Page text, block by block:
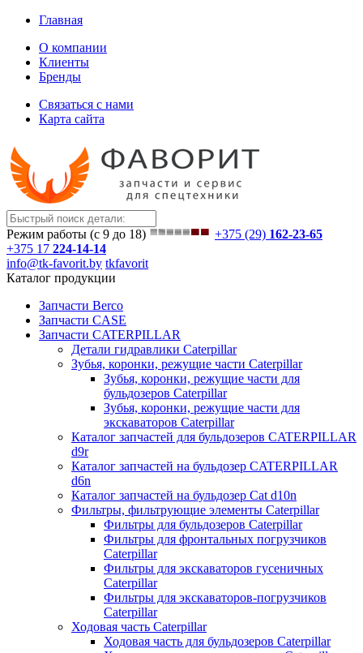
Главная
О компании
Клиенты
Бренды
Связаться с нами
Карта сайта
Режим работы (с 9 до 18) +375 (29) 162-23-65
+375 17 224-14-14
info@tk-favorit.by tkfavorit
Каталог продукции
Запчасти Berco
Запчасти CASE
Запчасти CATERPILLAR
Детали гидравлики Caterpillar
Зубья, коронки, режущие части Caterpillar
Зубья, коронки, режущие части для
бульдозеров Caterpillar
Зубья, коронки, режущие части для
экскаваторов Caterpillar
Каталог запчастей для бульдозеров CATERPILLAR
d9r
Каталог запчастей на бульдозер CATERPILLAR
d6n
Каталог запчастей на бульдозер Сat d10n
Фильтры, фильтрующие элементы Caterpillar
Фильтры для бульдозеров Caterpillar
Фильтры для фронтальных погрузчиков
Caterpillar
Фильтры для экскаваторов гусеничных
Caterpillar
Фильтры для экскаваторов-погрузчиков
Caterpillar
Ходовая часть Caterpillar
Ходовая часть для бульдозеров Caterpillar